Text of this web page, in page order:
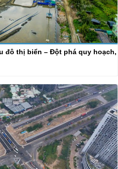
đô thị biển – Đột phá quy hoạch,